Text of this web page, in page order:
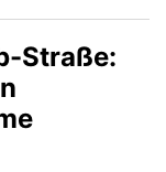
Straße: